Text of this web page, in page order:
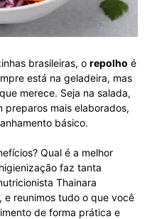
brasileiras, o repolho é
está na geladeira, mas
merece. Seja na salada,
preparos mais elaborados,
básico.
Qual é a melhor
faz tanta
Thainara
e reunimos tudo o que você
de forma prática e